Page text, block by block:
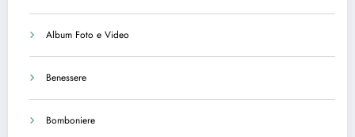
Album Foto e Video
Benessere
Bomboniere